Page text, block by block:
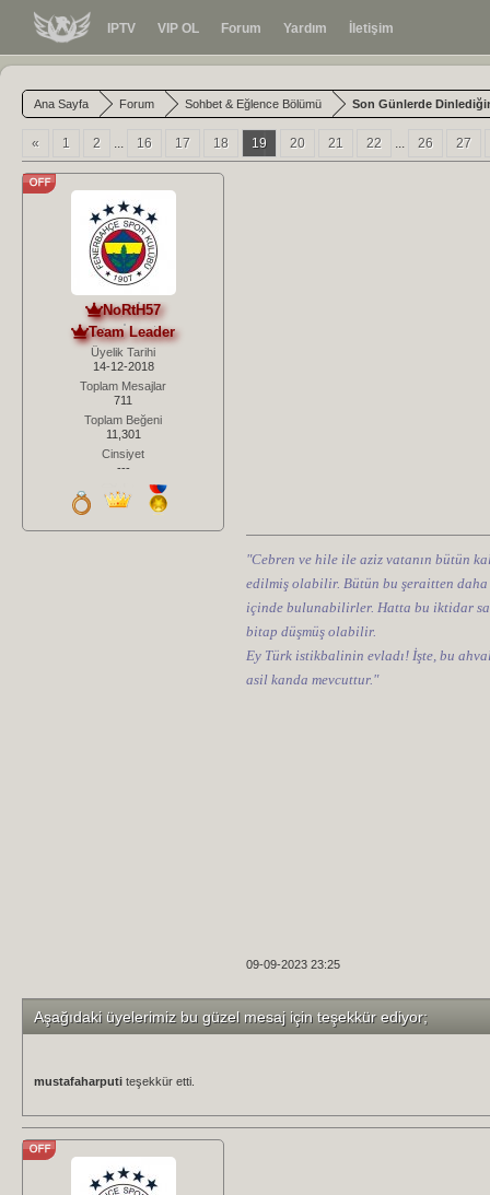
IPTV VIP OL Forum Yardım İletişim
Ana Sayfa Forum Sohbet & Eğlence Bölümü Son Günlerde
« 1 2 ... 16 17 18 19 20 21 22 ... 26 27
NoRtH57
Team Leader
Üyelik Tarihi
14-12-2018
Toplam Mesajlar
711
Toplam Beğeni
11,301
Cinsiyet
---
"Cebren ve hile ile aziz vatanın bütün
edilmiş olabilir. Bütün bu şeraitten
içinde bulunabilirler. Hatta bu iktidar
bitap düşmüş olabilir.
Ey Türk istikbalinin evladı! İşte, bu
asil kanda mevcuttur."
09-09-2023 23:25
Aşağıdaki üyelerimiz bu güzel mesaj için teşekkür ediyor;
mustafaharputi teşekkür etti.